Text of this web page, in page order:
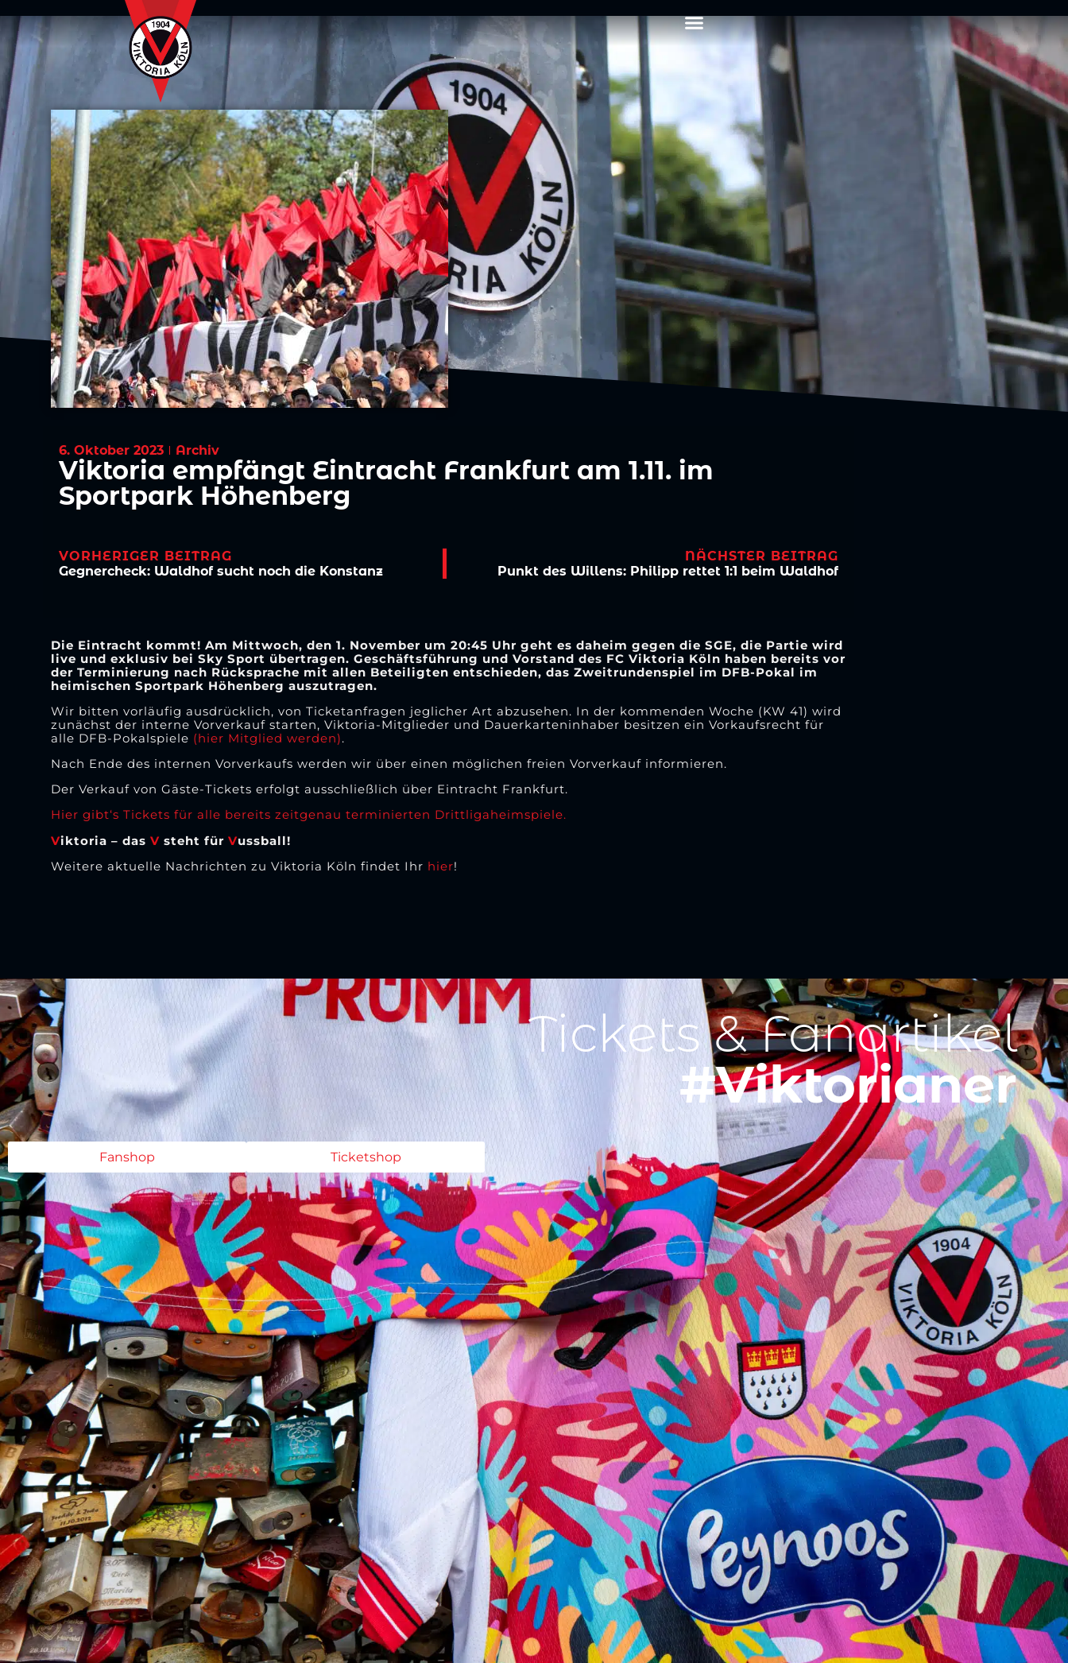
6. Oktober 2023 Archiv
Viktoria empfängt Eintracht Frankfurt am 1.11. im
Sportpark Höhenberg
VORHERIGER BEITRAG
Gegnercheck: Waldhof sucht noch die Konstanz
NÄCHSTER BEITRAG
Punkt des Willens: Philipp rettet 1:1 beim Waldhof
Die Eintracht kommt! Am Mittwoch, den 1. November um 20:45 Uhr geht es daheim gegen die SGE, die Partie wird
live und exklusiv bei Sky Sport übertragen. Geschäftsführung und Vorstand des FC Viktoria Köln haben bereits vor
der Terminierung nach Rücksprache mit allen Beteiligten entschieden, das Zweitrundenspiel im DFB-Pokal im
heimischen Sportpark Höhenberg auszutragen.
Wir bitten vorläufig ausdrücklich, von Ticketanfragen jeglicher Art abzusehen. In der kommenden Woche (KW 41) wird
zunächst der interne Vorverkauf starten, Viktoria-Mitglieder und Dauerkarteninhaber besitzen ein Vorkaufsrecht für
alle DFB-Pokalspiele (hier Mitglied werden).
Nach Ende des internen Vorverkaufs werden wir über einen möglichen freien Vorverkauf informieren.
Der Verkauf von Gäste-Tickets erfolgt ausschließlich über Eintracht Frankfurt.
Hier gibt‘s Tickets für alle bereits zeitgenau terminierten Drittligaheimspiele.
Viktoria – das Vsteht für Vussball!
Weitere aktuelle Nachrichten zu Viktoria Köln findet Ihr hier!
Tickets & Fanartikel
#Viktorianer
Fanshop Ticketshop